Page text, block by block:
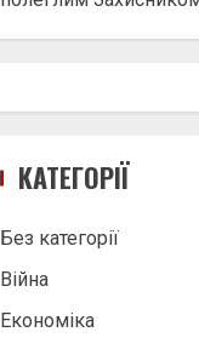
КАТЕГОРІЇ
Без категорії
Війна
Економіка